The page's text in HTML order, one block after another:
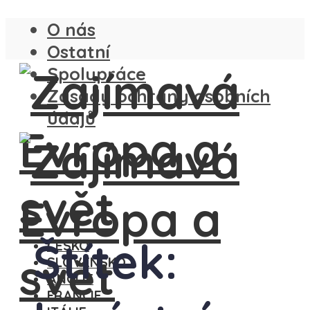
O nás
Ostatní
Spolupráce
Zásady ochrany osobních
údajů
ČESKO
SLOVENSKO
ANGLIE
FRANCIE
Štítek: